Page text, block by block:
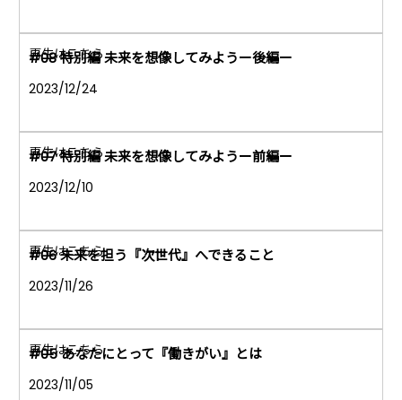
#08 特別編 未来を想像してみようー後編ー
2023/12/24
#07 特別編 未来を想像してみようー前編ー
2023/12/10
#06 未来を担う『次世代』へできること
2023/11/26
#05 あなたにとって『働きがい』とは
2023/11/05